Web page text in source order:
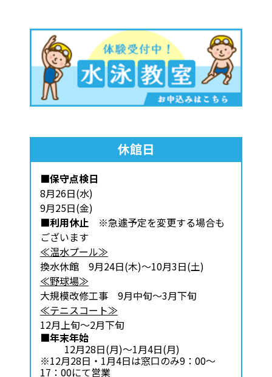
休館日
■保守点検日
8月26日(水)
9月25日(金)
■利用休止 ※急遽予定を変更する場合も
ございます
≪温水プール≫
換水休館 9月24日(木)～10月3日(土)
≪野球場≫
大規模改修工事 9月中旬～3月下旬
≪テニスコート≫
12月上旬～2月下旬
■年末年始
12月28日(月)～1月4日(月)
※12月28日・1月4日は窓口のみ9：00～
17：00にて営業